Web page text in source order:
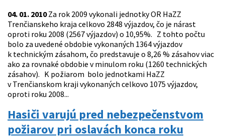
04. 01. 2010Za rok 2009 vykonali jednotky OR HaZZ
Trenčianskeho kraja celkovo 2848 výjazdov, čo je nárast
oproti roku 2008 (2567 výjazdov) o 10,95%. Z tohto počtu
bolo za uvedené obdobie vykonaných 1364 výjazdov
k technickým zásahom, čo predstavuje o 8,26 % zásahov viac
ako za rovnaké obdobie v minulom roku (1260 technických
zásahov). K požiarom bolo jednotkami HaZZ
v Trenčianskom kraji vykonaných celkovo 1075 výjazdov,
oproti roku 2008...
Hasiči varujú pred nebezpečenstvom
požiarov pri oslavách konca roku